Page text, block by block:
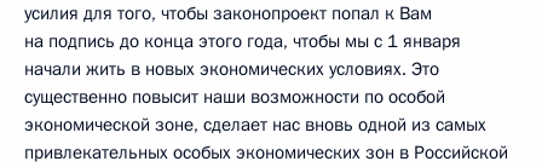
усилия для того, чтобы законопроект попал к Вам
на подпись до конца этого года, чтобы мы с 1 января
начали жить в новых экономических условиях. Это
существенно повысит наши возможности по особой
экономической зоне, сделает нас вновь одной из самых
привлекательных особых экономических зон в Российской